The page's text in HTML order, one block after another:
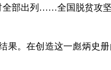
部出列……全国脱贫攻
。在创造这一彪炳史